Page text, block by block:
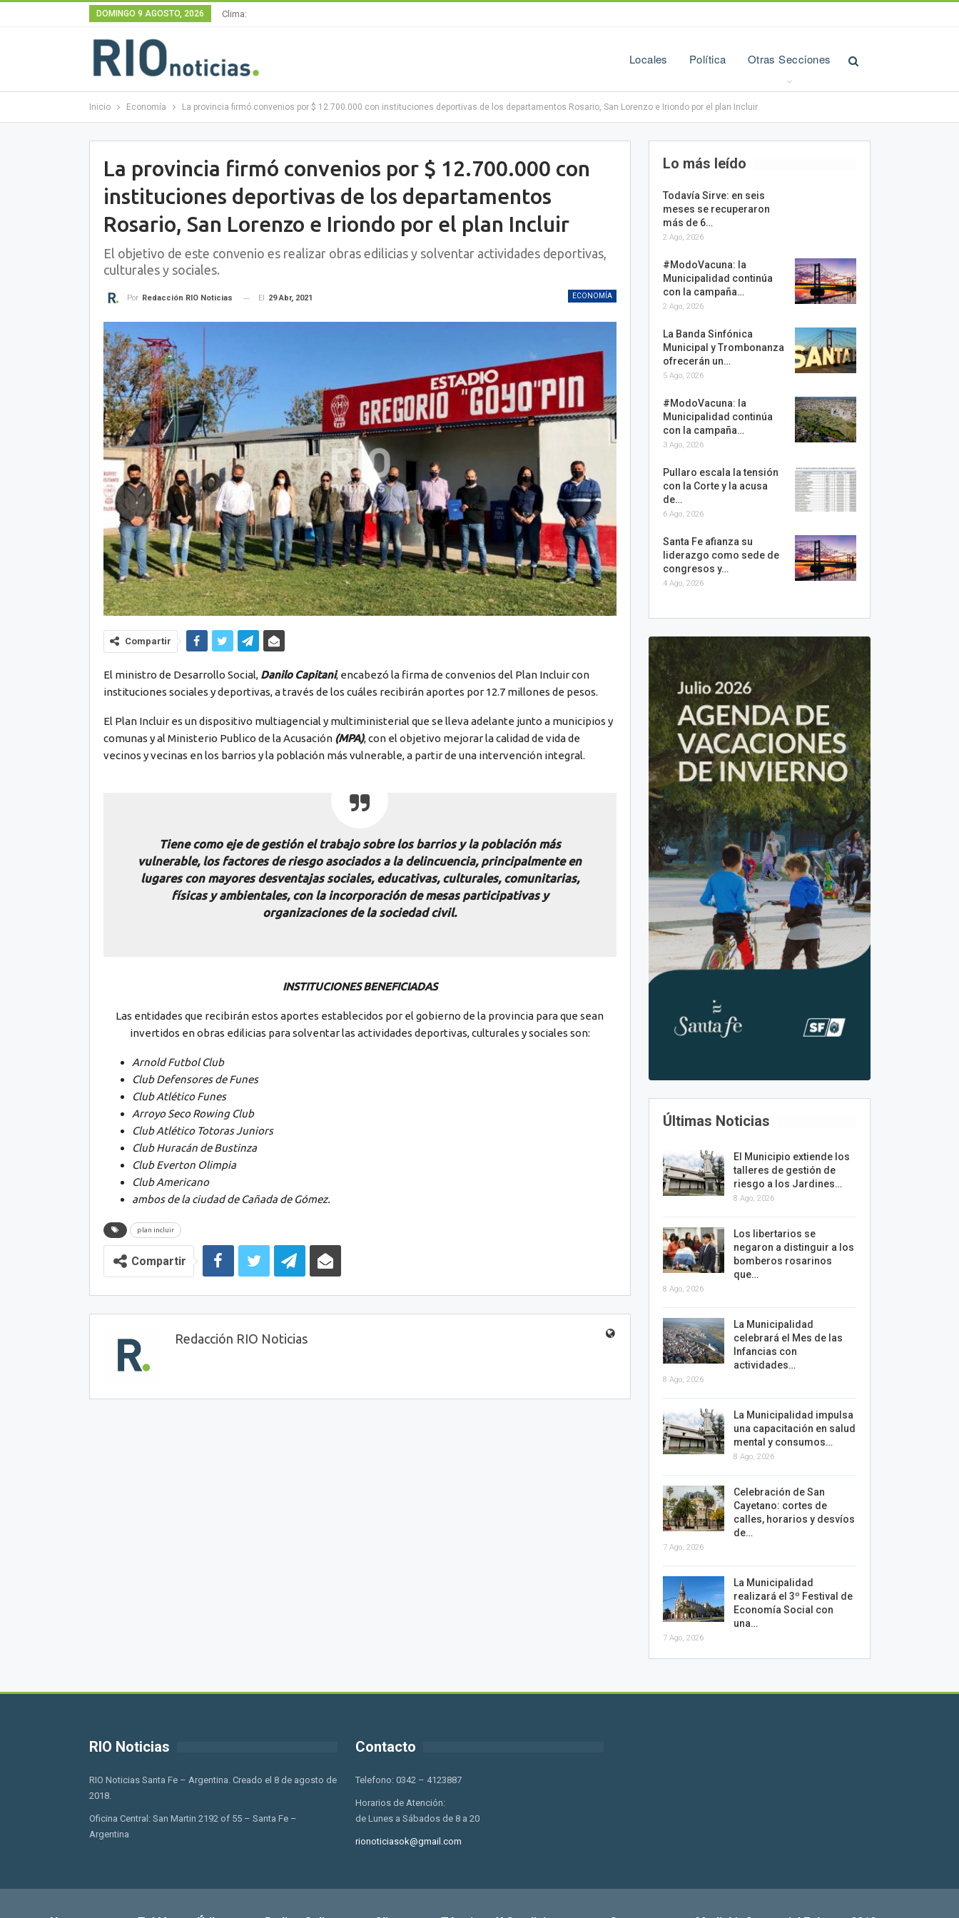
DOMINGO 9 AGOSTO, 2026 Clima:
Locales Política Otras Secciones
Inicio Economía La provincia firmó convenios por $ 12.700.000 con instituciones deportivas de los departamentos Rosario, San Lorenzo e Iriondo por el plan Incluir
La provincia firmó convenios por $ 12.700.000 con
instituciones deportivas de los departamentos
Rosario, San Lorenzo e Iriondo por el plan Incluir
El objetivo de este convenio es realizar obras edilicias y solventar actividades deportivas,
culturales y sociales.
ECONOMÍA
Por Redacción RIO Noticias El 29 Abr, 2021
Compartir
El ministro de Desarrollo Social, Danilo Capitani, encabezó la firma de convenios del Plan Incluir con
instituciones sociales y deportivas, a través de los cuáles recibirán aportes por 12.7 millones de pesos.
El Plan Incluir es un dispositivo multiagencial y multiministerial que se lleva adelante junto a municipios y
comunas y al Ministerio Publico de la Acusación (MPA), con el objetivo mejorar la calidad de vida de
vecinos y vecinas en los barrios y la población más vulnerable, a partir de una intervención integral.
Tiene como eje de gestión el trabajo sobre los barrios y la población más
vulnerable, los factores de riesgo asociados a la delincuencia, principalmente en
lugares con mayores desventajas sociales, educativas, culturales, comunitarias,
físicas y ambientales, con la incorporación de mesas participativas y
organizaciones de la sociedad civil.
INSTITUCIONES BENEFICIADAS
Las entidades que recibirán estos aportes establecidos por el gobierno de la provincia para que sean
invertidos en obras edilicias para solventar las actividades deportivas, culturales y sociales son:
Arnold Futbol Club
Club Defensores de Funes
Club Atlético Funes
Arroyo Seco Rowing Club
Club Atlético Totoras Juniors
Club Huracán de Bustinza
Club Everton Olimpia
Club Americano
ambos de la ciudad de Cañada de Gómez.
plan incluir
Compartir
Redacción RIO Noticias
Lo más leído
Todavía Sirve: en seis
meses se recuperaron
más de 6…
2 Ago, 2026
#ModoVacuna: la
Municipalidad continúa
con la campaña…
2 Ago, 2026
La Banda Sinfónica
Municipal y Trombonanza
ofrecerán un…
5 Ago, 2026
#ModoVacuna: la
Municipalidad continúa
con la campaña…
3 Ago, 2026
Pullaro escala la tensión
con la Corte y la acusa
de…
6 Ago, 2026
Santa Fe afianza su
liderazgo como sede de
congresos y…
4 Ago, 2026
Últimas Noticias
El Municipio extiende los
talleres de gestión de
riesgo a los Jardines…
8 Ago, 2026
Los libertarios se
negaron a distinguir a los
bomberos rosarinos
que…
8 Ago, 2026
La Municipalidad
celebrará el Mes de las
Infancias con
actividades…
8 Ago, 2026
La Municipalidad impulsa
una capacitación en salud
mental y consumos…
8 Ago, 2026
Celebración de San
Cayetano: cortes de
calles, horarios y desvíos
de…
7 Ago, 2026
La Municipalidad
realizará el 3º Festival de
Economía Social con
una…
7 Ago, 2026
RIO Noticias
RIO Noticias Santa Fe – Argentina. Creado el 8 de agosto de
2018.
Oficina Central: San Martin 2192 of 55 – Santa Fe –
Argentina
Contacto
Telefono: 0342 – 4123887
Horarios de Atención:
de Lunes a Sábados de 8 a 20
rionoticiasok@gmail.com